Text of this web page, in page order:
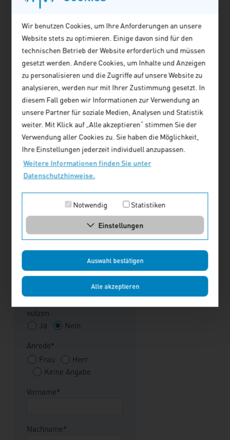
Wir benutzen Cookies, um Ihre Anforderungen an unsere
Website stets zu optimieren. Einige davon sind für den
technischen Betrieb der Website erforderlich und müssen
gesetzt werden. Andere Cookies, um Inhalte und Anzeigen
zu personalisieren und die Zugriffe auf unsere Website zu
analysieren, werden nur mit Ihrer Zustimmung gesetzt. In
diesem Fall geben wir Informationen zur Verwendung an
unsere Partner für soziale Medien, Analysen und Statistik
weiter. Mit Klick auf „Alle akzeptieren“ stimmen Sie der
Verwendung aller Cookies zu. Sie haben die Möglichkeit,
Ihre Einstellungen jederzeit individuell anzupassen.
Weitere Informationen finden Sie unter
Datenschutzhinweise.
Notwendig Statistiken
Einstellungen
Auswahl bestätigen
Alle akzeptieren
Straße/Hausnummer*
Postleitzahl*
Telefon*
Fax
E-Mail-Adresse*
Rechnungsadresse
nutzen
Ja
Nein
Anrede*
Frau
Herr
Keine Angabe
Vorname*
Nachname*